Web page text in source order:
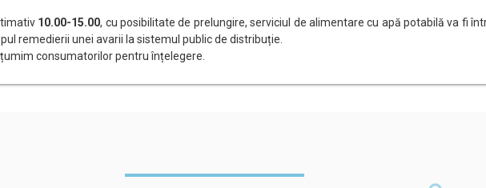
10.00-15.00, cu posibilitate de prelungire, serviciul de alimentare cu apă potabilă va fi
remedierii unei avarii la sistemul public de distribuție.
consumatorilor pentru înțelegere.